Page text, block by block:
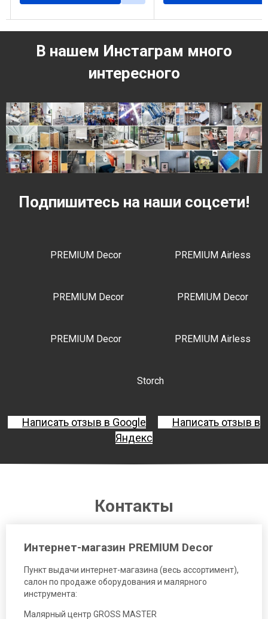
В нашем Инстаграм много
интересного
Подпишитесь на наши соцсети!
PREMIUM Decor PREMIUM Airless
PREMIUM Decor PREMIUM Decor
PREMIUM Decor PREMIUM Airless
Storch
Написать отзыв в Google
Написать отзыв в
Яндекс
Контакты
Интернет-магазин PREMIUM Decor
Пункт выдачи интернет-магазина (весь ассортимент),
салон по продаже оборудования и малярного
инструмента:
Малярный центр GROSS MASTER